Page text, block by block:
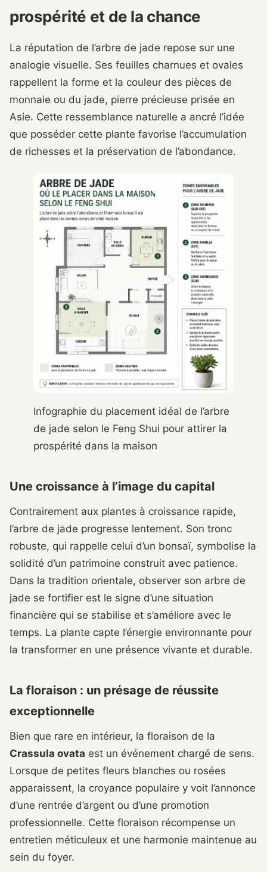
prospérité et de la chance
La réputation de l’arbre de jade repose sur une
analogie visuelle. Ses feuilles charnues et ovales
rappellent la forme et la couleur des pièces de
monnaie ou du jade, pierre précieuse prisée en
Asie. Cette ressemblance naturelle a ancré l’idée
que posséder cette plante favorise l’accumulation
de richesses et la préservation de l’abondance.
Infographie du placement idéal de l’arbre
de jade selon le Feng Shui pour attirer la
prospérité dans la maison
Une croissance à l’image du capital
Contrairement aux plantes à croissance rapide,
l’arbre de jade progresse lentement. Son tronc
robuste, qui rappelle celui d’un bonsaï, symbolise la
solidité d’un patrimoine construit avec patience.
Dans la tradition orientale, observer son arbre de
jade se fortifier est le signe d’une situation
financière qui se stabilise et s’améliore avec le
temps. La plante capte l’énergie environnante pour
la transformer en une présence vivante et durable.
La floraison : un présage de réussite
exceptionnelle
Bien que rare en intérieur, la floraison de la
Crassula ovata est un événement chargé de sens.
Lorsque de petites fleurs blanches ou rosées
apparaissent, la croyance populaire y voit l’annonce
d’une rentrée d’argent ou d’une promotion
professionnelle. Cette floraison récompense un
entretien méticuleux et une harmonie maintenue au
sein du foyer.